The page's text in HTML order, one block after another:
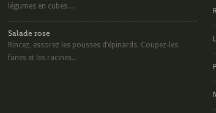
légumes en cubes....
Salade rose
Rincez, essorez les pousses d’épinards. Coupez-les
fanes et les racines...